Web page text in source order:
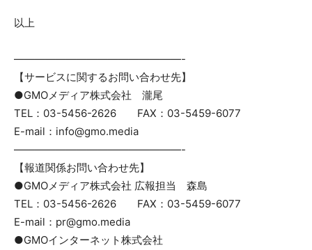
以上
————————————————-
【サービスに関するお問い合わせ先】
●GMOメディア株式会社 瀧尾
TEL：03-5456-2626 FAX：03-5459-6077
E-mail：info@gmo.media
————————————————-
【報道関係お問い合わせ先】
●GMOメディア株式会社 広報担当 森島
TEL：03-5456-2626 FAX：03-5459-6077
E-mail：pr@gmo.media
●GMOインターネット株式会社